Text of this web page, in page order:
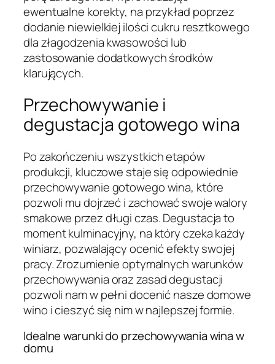
ewentualne korekty, na przykład poprzez
dodanie niewielkiej ilości cukru resztkowego
dla złagodzenia kwasowości lub
zastosowanie dodatkowych środków
klarujących.
Przechowywanie i
degustacja gotowego wina
Po zakończeniu wszystkich etapów
produkcji, kluczowe staje się odpowiednie
przechowywanie gotowego wina, które
pozwoli mu dojrzeć i zachować swoje walory
smakowe przez długi czas. Degustacja to
moment kulminacyjny, na który czeka każdy
winiarz, pozwalający ocenić efekty swojej
pracy. Zrozumienie optymalnych warunków
przechowywania oraz zasad degustacji
pozwoli nam w pełni docenić nasze domowe
wino i cieszyć się nim w najlepszej formie.
Idealne warunki do przechowywania wina w
domu